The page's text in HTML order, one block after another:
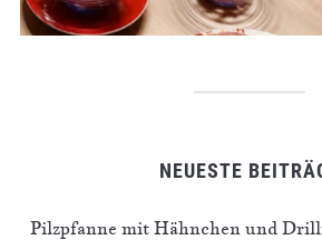
NEUESTE
Pilzpfanne mit Hähnchen und